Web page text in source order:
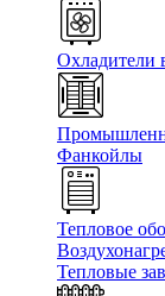
Охладители
Фанкойлы
Тепловое
Тепловые